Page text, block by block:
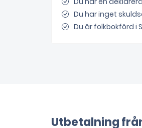
Du har inget
Du är folkbokförd i
Utbetalning